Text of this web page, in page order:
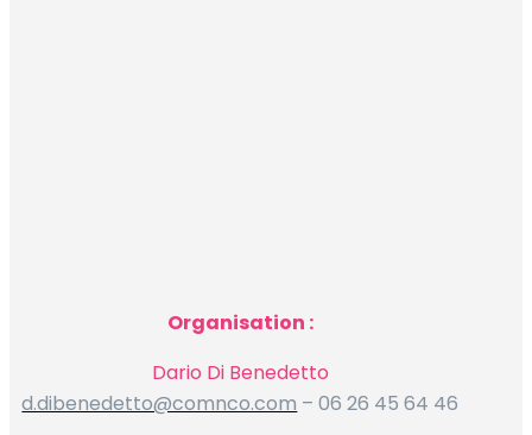
Organisation :
Dario Di Benedetto
d.dibenedetto@comnco.com – 06 26 45 64 46